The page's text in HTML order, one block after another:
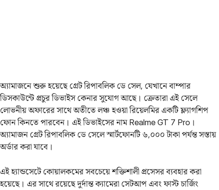
অ্যামাজনে শুরু হয়েছে গ্রেট রিপাবলিক ডে সেল, যেখানে বাম্পার
ডিসকাউন্টে প্রচুর ডিভাইস কেনার সুযোগ আছে। ক্রেতারা এই সেলে
লোভনীয় অফারের সাথে অতীতে লঞ্চ হওয়া রিয়েলমির একটি ফ্ল্যাগশিপ
ফোন কিনতে পারবেন। এই ডিভাইসের নাম Realme GT 7 Pro।
অ্যামাজন গ্রেট রিপাবলিক ডে সেলে স্মার্টফোনটি ৬,০০০ টাকা পর্যন্ত সস্তায়
অর্ডার করা যাবে।
এই হ্যান্ডসেটে কোয়ালকমের সবচেয়ে শক্তিশালী প্রসেসর ব্যবহার করা
হয়েছে। এর সাথে রয়েছে দুর্দান্ত ক্যামেরা সেটআপ এবং ফাস্ট চার্জিং